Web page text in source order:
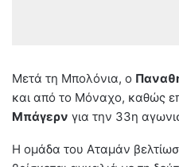
Μετά τη Μπολόνια, ο
και από το Μόναχο, καθώς
Μπάγερν για την 33η
H ομάδα του Αταμάν